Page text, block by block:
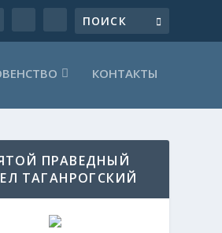
КОНТАКТЫ
ПРАВЕДНЫЙ
ТАГАНРОГСКИЙ